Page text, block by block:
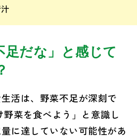
足だな」と感じて
活は、野菜不足が深刻で
野菜を食べよう」と意識し
に達していない可能性があ